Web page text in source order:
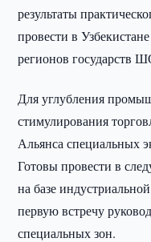
результаты
провести в
регионов государств
Для углубления
стимулирования
Альянса специальных
Готовы провести в
на базе
первую встречу
специальных зон.